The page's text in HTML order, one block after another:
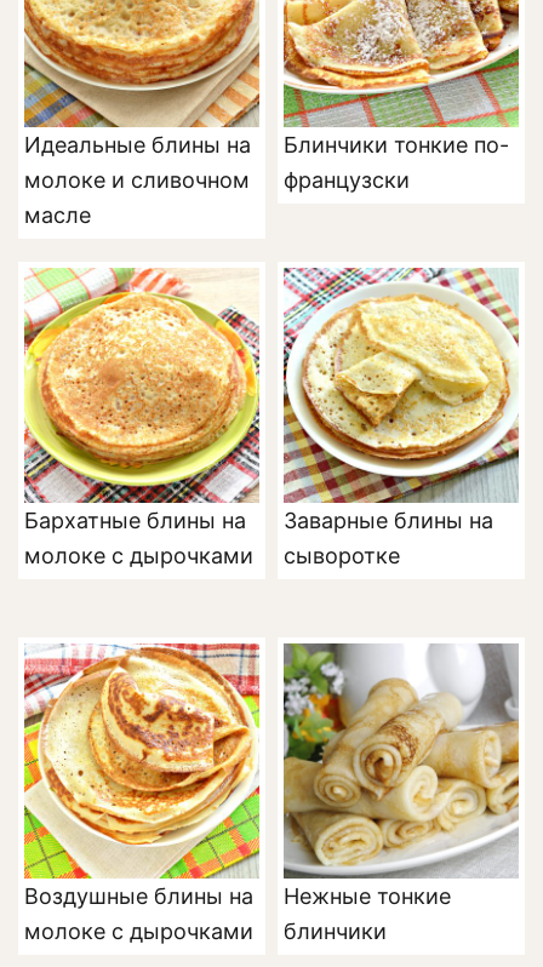
Идеальные блины на
молоке и сливочном
масле
Блинчики тонкие по-
французски
Бархатные блины на
молоке с дырочками
Заварные блины на
сыворотке
Воздушные блины на
молоке с дырочками
Нежные тонкие
блинчики